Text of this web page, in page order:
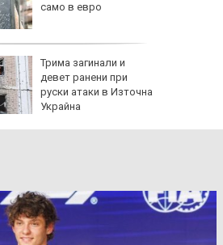
само в евро
Трима загинали и
девет ранени при
руски атаки в Източна
Украйна